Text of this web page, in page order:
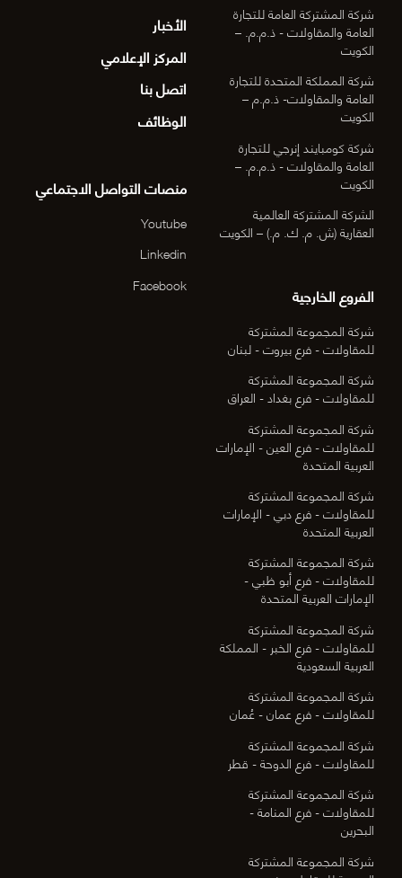
شركة المشتركة العامة للتجارة
العامة والمقاولات - ذ.م.م. –
الكويت
شركة المملكة المتحدة للتجارة
العامة والمقاولات- ذ.م.م –
الكويت
شركة كومبايند إنرجي للتجارة
العامة والمقاولات - ذ.م.م. –
الكويت
الشركة المشتركة العالمية
العقارية (ش. م. ك. م.) – الكويت
الفروع الخارجية
شركة المجموعة المشتركة
للمقاولات - فرع بيروت - لبنان
شركة المجموعة المشتركة
للمقاولات - فرع بغداد - العراق
شركة المجموعة المشتركة
للمقاولات - فرع العين - الإمارات
العربية المتحدة
شركة المجموعة المشتركة
للمقاولات - فرع دبي - الإمارات
العربية المتحدة
شركة المجموعة المشتركة
للمقاولات - فرع أبو ظبي -
الإمارات العربية المتحدة
شركة المجموعة المشتركة
للمقاولات - فرع الخبر - المملكة
العربية السعودية
شركة المجموعة المشتركة
للمقاولات - فرع عمان - عُمان
شركة المجموعة المشتركة
للمقاولات - فرع الدوحة - قطر
شركة المجموعة المشتركة
للمقاولات - فرع المنامة -
البحرين
شركة المجموعة المشتركة
الأخبار
المركز الإعلامي
اتصل بنا
الوظائف
منصات التواصل الاجتماعي
Youtube
Linkedin
Facebook